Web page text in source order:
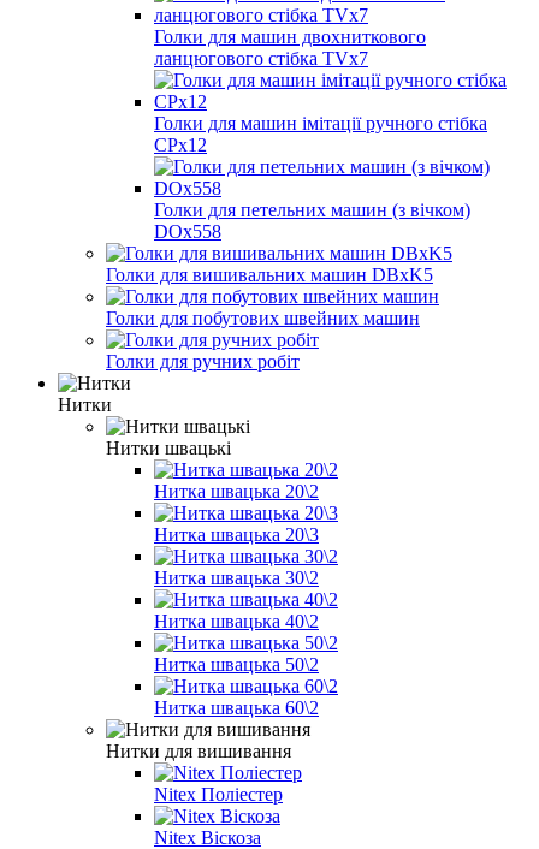
Голки для машин двохниткового
ланцюгового стібка TVх7
Голки для машин імітації ручного стібка
CPх12
Голки для петельних машин (з вічком)
DOх558
Голки для вишивальних машин DBxK5
Голки для побутових швейних машин
Голки для ручних робіт
Нитки
Нитки швацькі
Нитка швацька 20\2
Нитка швацька 20\3
Нитка швацька 30\2
Нитка швацька 40\2
Нитка швацька 50\2
Нитка швацька 60\2
Нитки для вишивання
Nitex Поліестер
Nitex Віскоза